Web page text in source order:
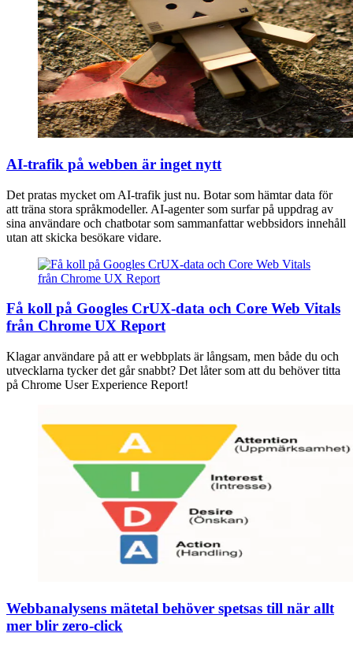
AI-trafik på webben är inget nytt
Det pratas mycket om AI-trafik just nu. Botar som hämtar data för
att träna stora språkmodeller. AI-agenter som surfar på uppdrag av
sina användare och chatbotar som sammanfattar webbsidors innehåll
utan att skicka besökare vidare.
Få koll på Googles CrUX-data och Core Web Vitals
från Chrome UX Report
Klagar användare på att er webbplats är långsam, men både du och
utvecklarna tycker det går snabbt? Det låter som att du behöver titta
på Chrome User Experience Report!
Webbanalysens mätetal behöver spetsas till när allt
mer blir zero-click